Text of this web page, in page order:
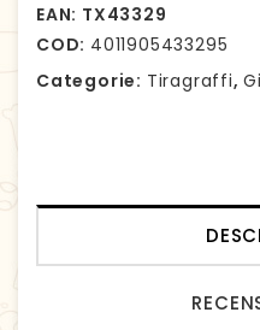
EAN: TX43329
COD: 4011905433295
Categorie: Tiragraffi,